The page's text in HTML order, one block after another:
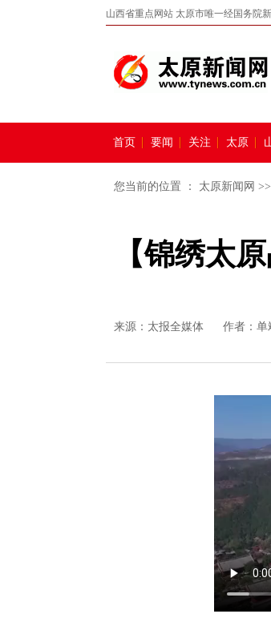
山西省重点网站 太原市唯一经国务院
首页 要闻 关注 太原
您当前的位置 ： 太原新闻网 >>
【锦绣太
来源： 太报全媒体 作者：单